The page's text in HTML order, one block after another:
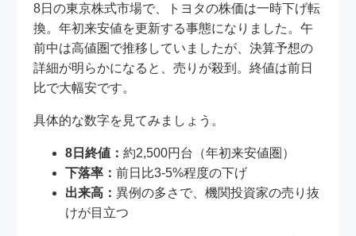
8日の東京株式市場で、トヨタの株価は一時下げ転
換。年初来安値を更新する事態になりました。午
前中は高値圏で推移していましたが、決算予想の
詳細が明らかになると、売りが殺到。終値は前日
比で大幅安です。
具体的な数字を見てみましょう。
8日終値：約2,500円台（年初来安値圏）
下落率：前日比3-5%程度の下げ
出来高：異例の多さで、機関投資家の売り抜
けが目立つ